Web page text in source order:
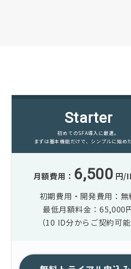
Starter
初めてのSFA導入に最適。
まずは基本機能だけで、シンプルに始め
月額費用： 6,500 円/
初期費用・開発費用：無
最低月額料金：65,000
（10 ID分からご契約可能